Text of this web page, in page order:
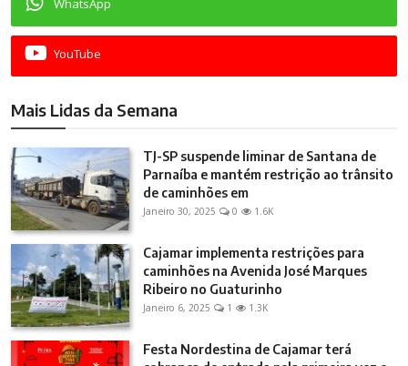
WhatsApp
YouTube
Mais Lidas da Semana
TJ-SP suspende liminar de Santana de
Parnaíba e mantém restrição ao trânsito
de caminhões em
Janeiro 30, 2025 0 1.6K
Cajamar implementa restrições para
caminhões na Avenida José Marques
Ribeiro no Guaturinho
Janeiro 6, 2025 1 1.3K
Festa Nordestina de Cajamar terá